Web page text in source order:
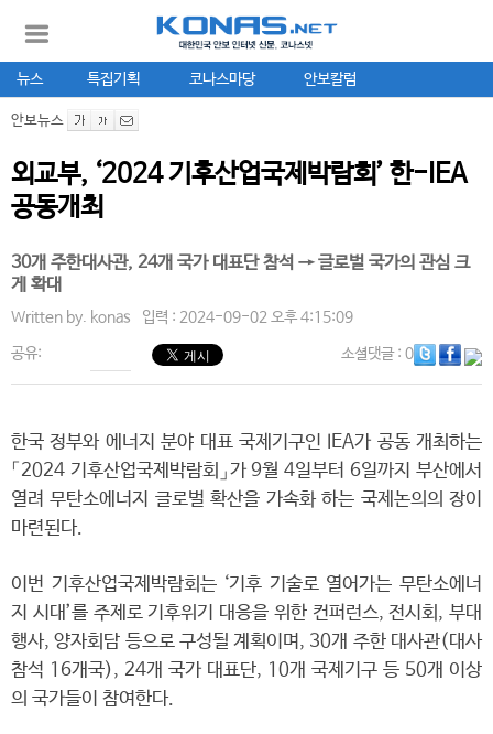
뉴스 특집기획 코나스마당 안보칼럼
안보뉴스
외교부, ‘2024 기후산업국제박람회’ 한-IEA
공동개최
30개 주한대사관, 24개 국가 대표단 참석 → 글로벌 국가의 관심 크
게 확대
Written by. konas 입력 : 2024-09-02 오후 4:15:09
공유: 소셜댓글: 0
한국 정부와 에너지 분야 대표 국제기구인 IEA가 공동 개최하는
「2024 기후산업국제박람회」가 9월 4일부터 6일까지 부산에서
열려 무탄소에너지 글로벌 확산을 가속화 하는 국제논의의 장이
마련된다.
이번 기후산업국제박람회는 ‘기후 기술로 열어가는 무탄소에너
지 시대’를 주제로 기후위기 대응을 위한 컨퍼런스, 전시회, 부대
행사, 양자회담 등으로 구성될 계획이며, 30개 주한 대사관(대사
참석 16개국), 24개 국가 대표단, 10개 국제기구 등 50개 이상
의 국가들이 참여한다.